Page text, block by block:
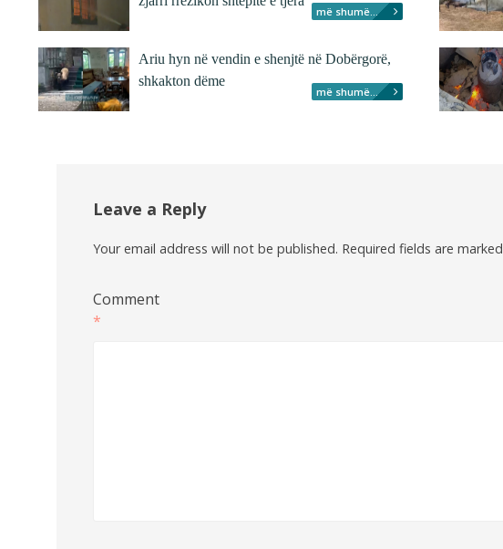
më shumë...
Ariu hyn në vendin e shenjtë në Dobërgorë,
shkakton dëme
më shumë...
Leave a Reply
Your email address will not be published. Required fields are marked
Comment
*